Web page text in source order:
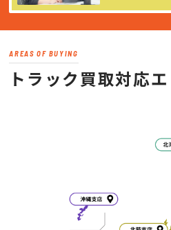
AREAS OF BUYING
トラック買取対応